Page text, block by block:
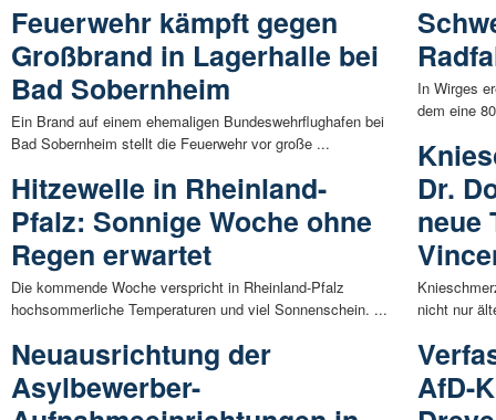
Feuerwehr kämpft gegen
Großbrand in Lagerhalle bei
Bad Sobernheim
Ein Brand auf einem ehemaligen Bundeswehrflughafen bei
Bad Sobernheim stellt die Feuerwehr vor große ...
Hitzewelle in Rheinland-
Pfalz: Sonnige Woche ohne
Regen erwartet
Die kommende Woche verspricht in Rheinland-Pfalz
hochsommerliche Temperaturen und viel Sonnenschein. ...
Neuausrichtung der
Asylbewerber-
In Wirges
dem eine
Dr.
neue
nicht nur
AfD-